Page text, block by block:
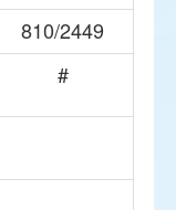
810/2449
#